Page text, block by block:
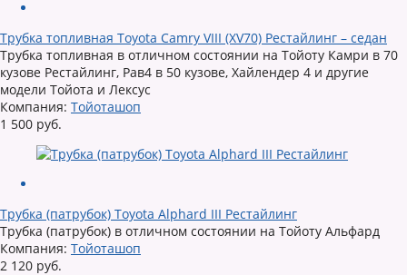
Трубка топливная Toyota Camry VIII (XV70) Рестайлинг – седан
Трубка топливная в отличном состоянии на Тойоту Камри в 70
кузове Рестайлинг, Рав4 в 50 кузове, Хайлендер 4 и другие
модели Тойота и Лексус
Компания: Тойоташоп
1 500 руб.
Трубка (патрубок) Toyota Alphard III Рестайлинг
Трубка (патрубок) в отличном состоянии на Тойоту Альфард
Компания: Тойоташоп
2 120 руб.